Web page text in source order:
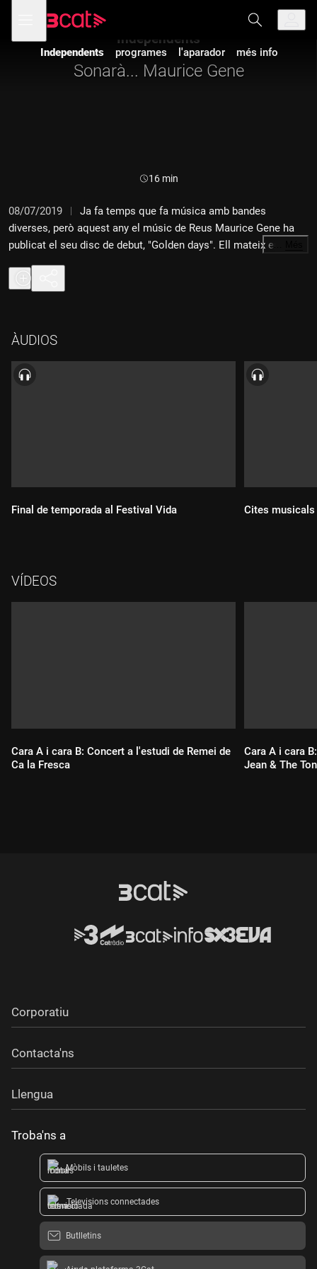
navegació
principal
menú
de
Independents programes l'aparador més info
Independents
Sonarà... Maurice Gene
Durada:
16 min
08/07/2019
Ja fa temps que fa música amb bandes
diverses, però aquest any el músic de Reus Maurice Gene ha
publicat el seu disc de debut, "Golden days". Ell mateix ens el
presenta.
ÀUDIOS
Final de temporada al Festival Vida Cites
VÍDEOS
Cara A i cara B: Concert a l'estudi de Remei de
Ca la Fresca
Cara A i cara
Jean & The
Corporatiu
Contacta'ns
Llengua
Troba'ns a
Mòbils i tauletes
Televisions connectades
Butlletins